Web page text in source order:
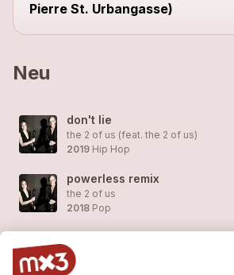
Pierre St. Urbangasse)
Neu
don't lie
the 2 of us (feat. the 2 of us)
2019 Hip Hop
powerless remix
the 2 of us
2018 Pop
the 2 of us
2018